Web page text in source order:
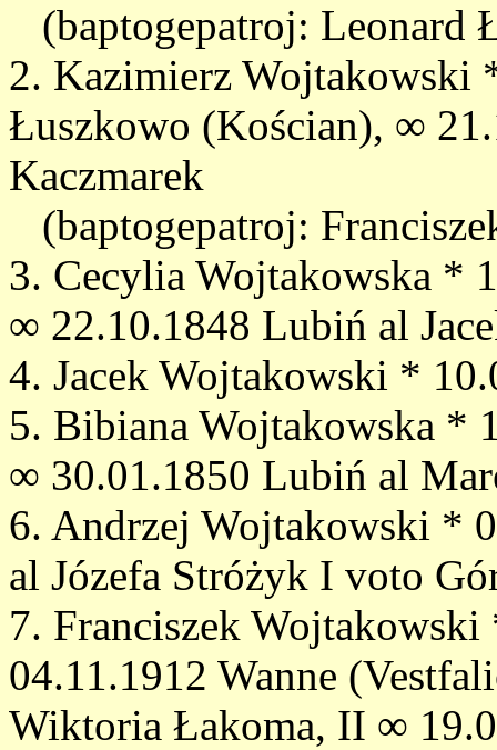
(baptogepatroj: Leonard
2. Kazimierz Wojtakowski
Łuszkowo (Kościan), ∞
Kaczmarek
(baptogepatroj:
3. Cecylia Wojtakowska *
∞ 22.10.1848 Lubiń al
4. Jacek Wojtakowski *
5. Bibiana Wojtakowska *
∞ 30.01.1850 Lubiń al
6. Andrzej Wojtakowski *
al Józefa Stróżyk I voto
7. Franciszek
04.11.1912 Wanne
Wiktoria Łakoma, II ∞